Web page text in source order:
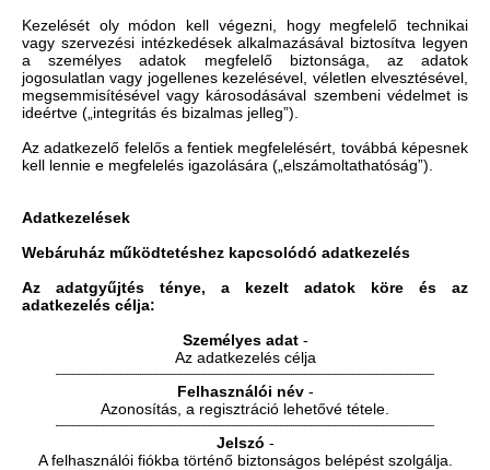
Kezelését oly módon kell végezni, hogy megfelelő technikai
vagy szervezési intézkedések alkalmazásával biztosítva legyen
a személyes adatok megfelelő biztonsága, az adatok
jogosulatlan vagy jogellenes kezelésével, véletlen elvesztésével,
megsemmisítésével vagy károsodásával szembeni védelmet is
ideértve („integritás és bizalmas jelleg”).
Az adatkezelő felelős a fentiek megfelelésért, továbbá képesnek
kell lennie e megfelelés igazolására („elszámoltathatóság”).
Adatkezelések
Webáruház működtetéshez kapcsolódó adatkezelés
Az adatgyűjtés ténye, a kezelt adatok köre és az
adatkezelés célja:
Személyes adat-
Az adatkezelés célja
Felhasználói név-
Azonosítás, a regisztráció lehetővé tétele.
Jelszó -
A felhasználói fiókba történő biztonságos belépést szolgálja.